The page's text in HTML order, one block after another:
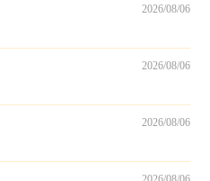
2026/08/06
2026/08/06
2026/08/06